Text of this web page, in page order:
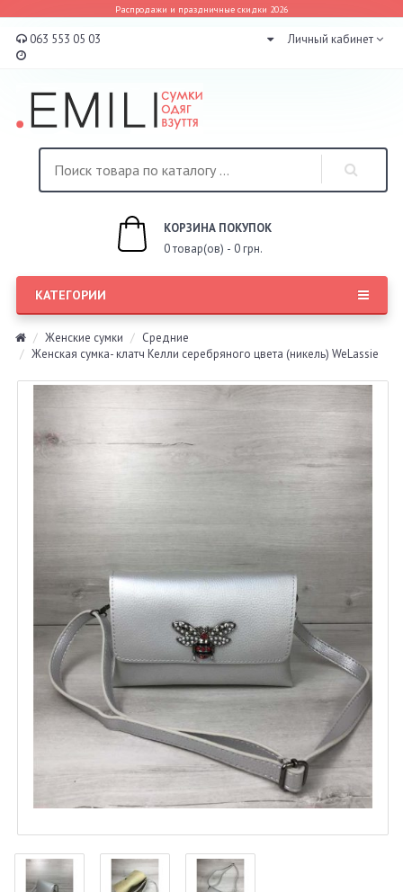
Распродажи и праздничные скидки 2026
063 553 05 03 Личный кабинет
КОРЗИНА ПОКУПОК
0 товар(ов) - 0 грн.
КАТЕГОРИИ
Женские сумки
Средние
Женская сумка- клатч Келли серебряного цвета (никель) WeLassie